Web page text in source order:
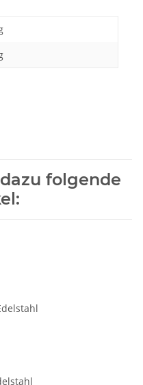
folgende